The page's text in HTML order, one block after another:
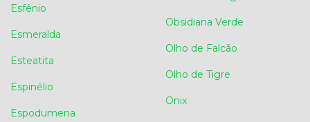
Esfênio
Esmeralda
Esteatita
Espinélio
Espodumena
Obsidiana Verde
Olho de Falcão
Olho de Tigre
Onix